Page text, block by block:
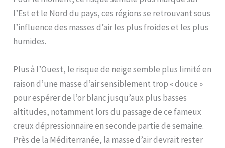
l’Est et le Nord du pays, ces régions se retrouvant sous
l’influence des masses d’air les plus froides et les plus
humides.
Plus à l’Ouest, le risque de neige semble plus limité en
raison d’une masse d’air sensiblement trop « douce »
pour espérer de l’or blanc jusqu’aux plus basses
altitudes, notamment lors du passage de ce fameux
creux dépressionnaire en seconde partie de semaine.
Près de la Méditerranée, la masse d’air devrait rester